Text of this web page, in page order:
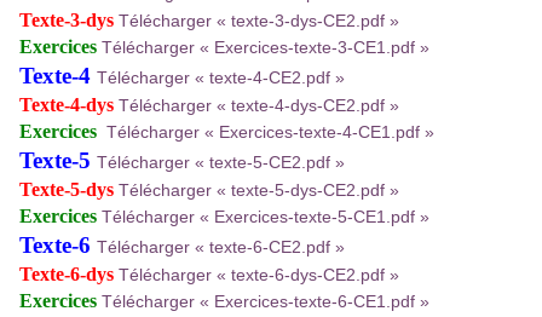
Texte-3-dys Télécharger « texte-3-dys-CE2.pdf »
Exercices Télécharger « Exercices-texte-3-CE1.pdf »
Texte-4 Télécharger « texte-4-CE2.pdf »
Texte-4-dys Télécharger « texte-4-dys-CE2.pdf »
Exercices Télécharger « Exercices-texte-4-CE1.pdf »
Texte-5 Télécharger « texte-5-CE2.pdf »
Texte-5-dys Télécharger « texte-5-dys-CE2.pdf »
Exercices Télécharger « Exercices-texte-5-CE1.pdf »
Texte-6 Télécharger « texte-6-CE2.pdf »
Texte-6-dys Télécharger « texte-6-dys-CE2.pdf »
Exercices Télécharger « Exercices-texte-6-CE1.pdf »